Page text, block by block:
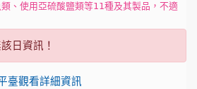
、使用亞硫酸鹽類等11種及其製品，不適
日資訊！
臺觀看詳細資訊